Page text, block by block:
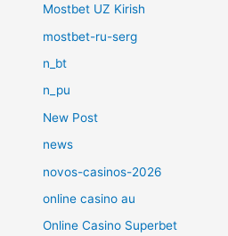
Mostbet UZ Kirish
mostbet-ru-serg
n_bt
n_pu
New Post
news
novos-casinos-2026
online casino au
Online Casino Superbet